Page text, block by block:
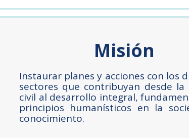
Misión
Instaurar planes y acciones con los
sectores que contribuyan desde la
civil al desarrollo integral,
principios humanísticos en la
conocimiento.